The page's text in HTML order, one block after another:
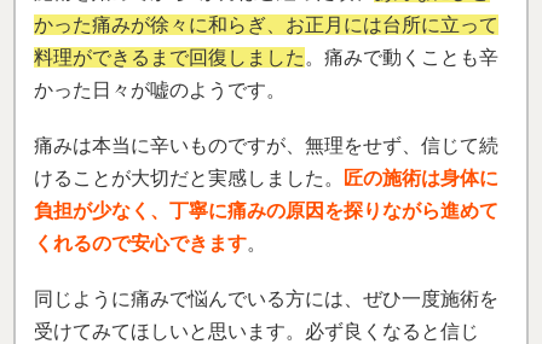
かった痛みが徐々に和らぎ、お正月には台所に立って
料理ができるまで回復しました 。痛みで動くことも辛
かった日々が嘘のようです。
痛みは本当に辛いものですが、無理をせず、信じて続
けることが大切だと実感しました。
匠の施術は身体に
負担が少なく、丁寧に痛みの原因を探りながら進めて
くれるので安心できます。
同じように痛みで悩んでいる方には、ぜひ一度施術を
受けてみてほしいと思います。必ず良くなると信じ